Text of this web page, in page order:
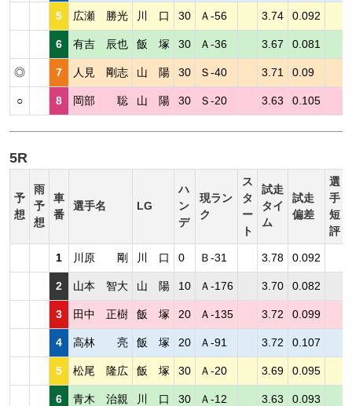
5 広瀬 勝光 川 口 30 Ａ-56 3.74 0.092
6 有吉 辰也 飯 塚 30 Ａ-36 3.67 0.081
◎ 7 人見 剛志 山 陽 30 Ｓ-40 3.71 0.09
○ 8 岡部 聡 山 陽 30 Ｓ-20 3.63 0.105
5R
予
想
雨
予
想
車
番
選手名 LG
ハ
ン
デ
現ラン
ク
ス
タ
ー
ト
試走
タイ
ム
試走
偏差
選
手
短
評
1 川原 剛 川 口 0 Ｂ-31 3.78 0.092
2 山本 智大 山 陽 10 Ａ-176 3.70 0.082
3 田中 正樹 飯 塚 20 Ａ-135 3.72 0.099
4 高林 亮 飯 塚 20 Ａ-91 3.72 0.107
5 松尾 隆広 飯 塚 30 Ａ-20 3.69 0.095
6 青木 治親 川 口 30 Ａ-12 3.63 0.093